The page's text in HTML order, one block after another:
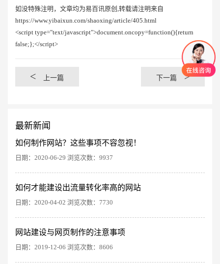
如没特殊注明，文章均为易百讯原创,转载请注明来自
https://www.yibaixun.com/shaoxing/article/405.html
<script type="text/javascript">document.oncopy=function(){return
false;};</script>
< 上一篇 下一篇 >
最新新闻
如何制作网站？这些事项不容忽视！
日期：2020-06-29 浏览次数：9937
如何才能建设出流量转化率高的网站
日期：2020-04-02 浏览次数：7730
网站建设与网页制作的注意事项
日期：2019-12-06 浏览次数：8606
创意品牌型网站